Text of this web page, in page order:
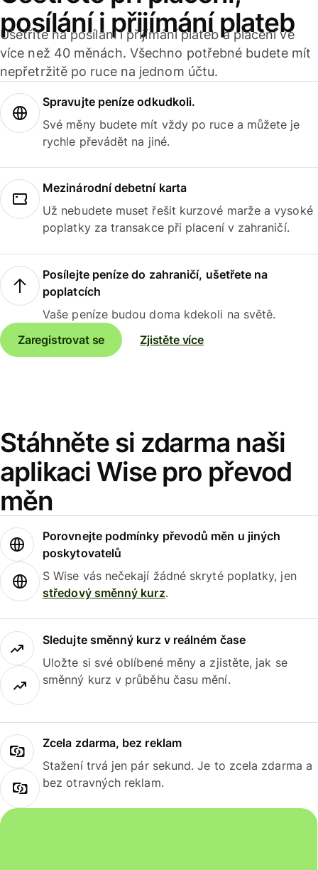
posílání i přijímání plateb
Ušetříte na posílání i přijímání plateb a placení ve
více než 40 měnách. Všechno potřebné budete mít
nepřetržitě po ruce na jednom účtu.
Spravujte peníze odkudkoli.
Své měny budete mít vždy po ruce a můžete je
rychle převádět na jiné.
Mezinárodní debetní karta
Už nebudete muset řešit kurzové marže a vysoké
poplatky za transakce při placení v zahraničí.
Posílejte peníze do zahraničí, ušetřete na
poplatcích
Vaše peníze budou doma kdekoli na světě.
Zaregistrovat se
Zjistěte více
Stáhněte si zdarma naši
aplikaci Wise pro převod
měn
Porovnejte podmínky převodů měn u jiných
poskytovatelů
S Wise vás nečekají žádné skryté poplatky, jen
středový směnný kurz.
Sledujte směnný kurz v reálném čase
Uložte si své oblíbené měny a zjistěte, jak se
směnný kurz v průběhu času mění.
Zcela zdarma, bez reklam
Stažení trvá jen pár sekund. Je to zcela zdarma a
bez otravných reklam.